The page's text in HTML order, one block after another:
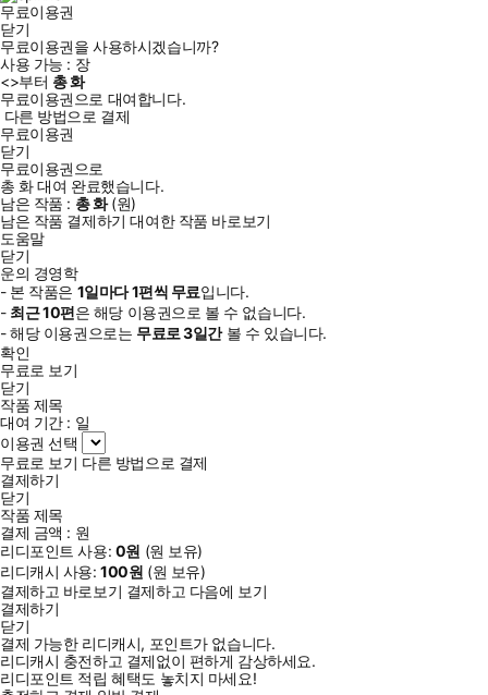
무료이용권
닫기
무료이용권을 사용하시겠습니까?
사용 가능 : 장
<>부터 총화
무료이용권으로 대여합니다.
다른 방법으로 결제
무료이용권
닫기
무료이용권으로
총 화대여 완료했습니다.
남은 작품 : 총화(원)
남은 작품 결제하기 대여한 작품 바로보기
도움말
닫기
운의 경영학
- 본 작품은 1일마다1편씩 무료입니다.
- 최근10편은 해당 이용권으로 볼 수 없습니다.
- 해당 이용권으로는 무료로3일간볼 수 있습니다.
확인
무료로 보기
닫기
작품 제목
대여 기간 : 일
이용권 선택
무료로 보기 다른 방법으로 결제
결제하기
닫기
작품 제목
결제 금액 : 원
리디포인트 사용: 0원 (원 보유)
리디캐시 사용:100원 (원 보유)
결제하고 바로보기 결제하고 다음에 보기
결제하기
닫기
결제 가능한 리디캐시, 포인트가 없습니다.
리디캐시 충전하고 결제없이 편하게 감상하세요.
리디포인트 적립 혜택도 놓치지 마세요!